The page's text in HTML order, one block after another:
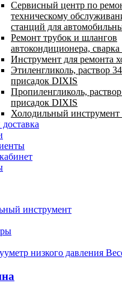
Сервисный центр по
техническому
станций для
Ремонт трубок и шлангов
автокондиционера,
Инструмент для ремонта
Этиленгликоль, раствор
присадок DIXIS
Пропиленгликоль,
присадок DIXIS
Холодильный инструмент
инструмент
низкого давления